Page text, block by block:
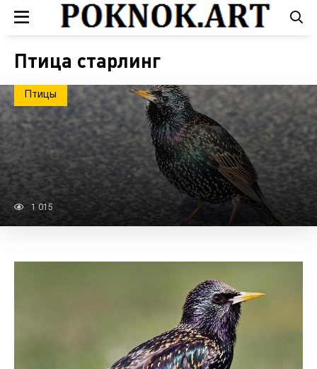
Птица старлинг
Птицы
1 015